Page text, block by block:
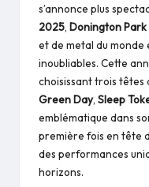
s’annonce plus
2025, Donington Park
et de metal du
inoubliables. Cette
choisissant trois têtes
Green Day, Sleep
emblématique dans
première fois en tête
des performances
horizons.